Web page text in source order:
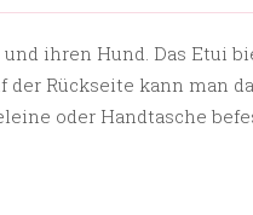
ihren Hund. Das Etui
der Rückseite kann man
oder Handtasche